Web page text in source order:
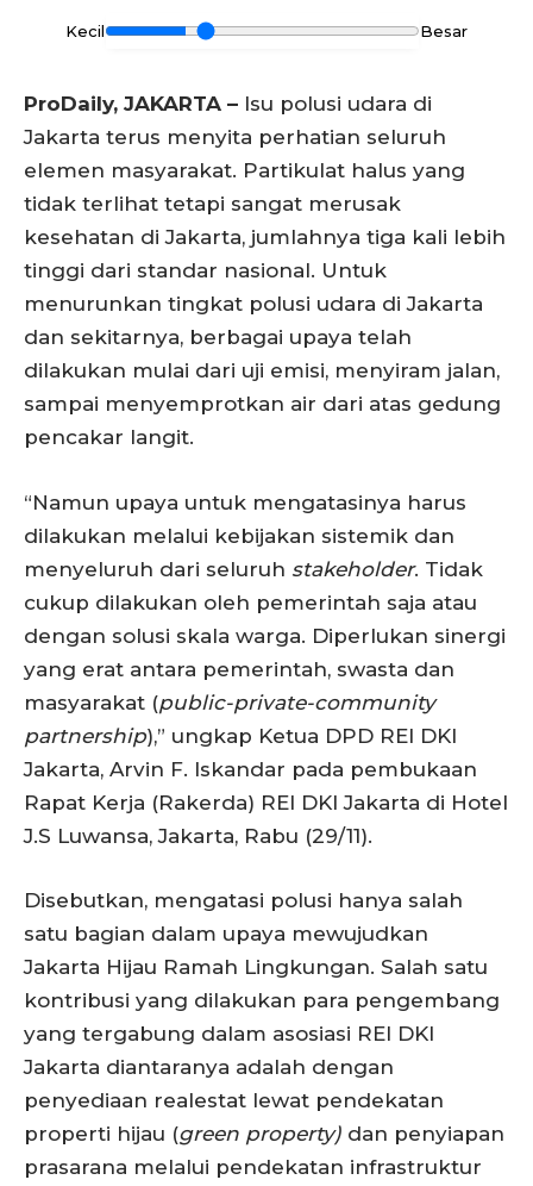
Kecil Besar
ProDaily, JAKARTA – Isu polusi udara di
Jakarta terus menyita perhatian seluruh
elemen masyarakat. Partikulat halus yang
tidak terlihat tetapi sangat merusak
kesehatan di Jakarta, jumlahnya tiga kali lebih
tinggi dari standar nasional. Untuk
menurunkan tingkat polusi udara di Jakarta
dan sekitarnya, berbagai upaya telah
dilakukan mulai dari uji emisi, menyiram jalan,
sampai menyemprotkan air dari atas gedung
pencakar langit.
“Namun upaya untuk mengatasinya harus
dilakukan melalui kebijakan sistemik dan
menyeluruh dari seluruh stakeholder. Tidak
cukup dilakukan oleh pemerintah saja atau
dengan solusi skala warga. Diperlukan sinergi
yang erat antara pemerintah, swasta dan
masyarakat (public-private-community
partnership),” ungkap Ketua DPD REI DKI
Jakarta, Arvin F. Iskandar pada pembukaan
Rapat Kerja (Rakerda) REI DKI Jakarta di Hotel
J.S Luwansa, Jakarta, Rabu (29/11).
Disebutkan, mengatasi polusi hanya salah
satu bagian dalam upaya mewujudkan
Jakarta Hijau Ramah Lingkungan. Salah satu
kontribusi yang dilakukan para pengembang
yang tergabung dalam asosiasi REI DKI
Jakarta diantaranya adalah dengan
penyediaan realestat lewat pendekatan
properti hijau (green property) dan penyiapan
prasarana melalui pendekatan infrastruktur